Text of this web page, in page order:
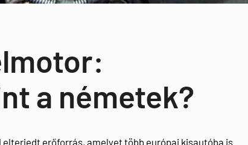
a németek?
erőforrás, amelyet több európai kisautóba is